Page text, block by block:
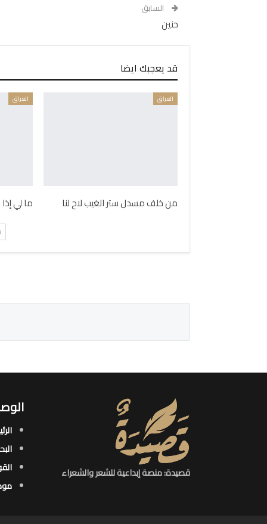
السابق
حنين
قد يعجبك ايضا
العراق
من خلف مسدل ستر الغيب لاح لنا
العراق
ما لي
قصيدة: منصة إبداعية للشعر والشعراء